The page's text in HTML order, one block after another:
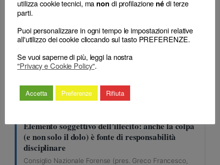
SENTENZA
Illecito disciplinare: l’errore scrimina solo se
inevitabile
rel. DAgostino Biancamaria), sentenza n. 190 del 03
Ottobre 2023
art. 4
Elemento soggettivo dell’illecito: anche la colpa
(e non solo il dolo) è fonte di responsabilità
disciplinare
Consiglio Nazionale Forense (pres. Greco Francesco,
utilizza cookie tecnici, ma non di profilazione nédi terze
parti.
Puoi personalizzare in ogni tempo le impostazioni relative
all'utilizzo dei cookie cliccando sul tasto PREFERENZE.
Se vuoi saperne di più, leggi la nostra
"Privacy e Cookie Policy".
Accetta Preferenze Rifiuta